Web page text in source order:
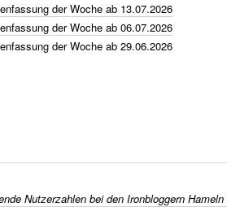
der Woche ab 13.07.2026
der Woche ab 06.07.2026
der Woche ab 29.06.2026
Nutzerzahlen bei den Ironbloggern